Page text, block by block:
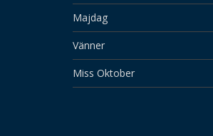
Majdag
Vänner
Miss Oktober